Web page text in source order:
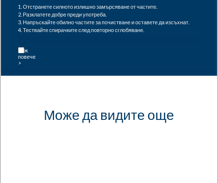
1. Отстранете силното излишно замърсяване от частите.
2. Разклатете добре преди употреба.
3. Напръскайте обилно частите за почистване и оставете да изсъхнат.
4. Тествайте спирачките след повторно сглобяване.
Може да видите още